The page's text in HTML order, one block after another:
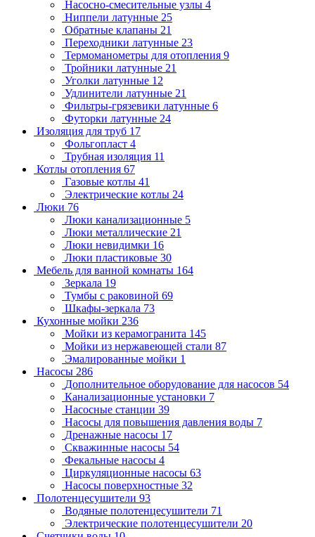
Насосно-смесительные узлы 4
Ниппели латунные 25
Обратные клапаны 21
Переходники латунные 23
Термоманометры для отопления 9
Тройники латунные 21
Уголки латунные 12
Удлинители латунные 21
Фильтры-грязевики латунные 6
Футорки латунные 24
Изоляция для труб 17
Фольгопласт 4
Трубная изоляция 11
Котлы отопления 67
Газовые котлы 41
Электрические котлы 24
Люки 76
Люки канализационные 5
Люки металлические 21
Люки невидимки 16
Люки пластиковые 30
Мебель для ванной комнаты 164
Зеркала 19
Тумбы с раковиной 69
Шкафы-зеркала 73
Кухонные мойки 236
Мойки из керамогранита 145
Мойки из нержавеющей стали 87
Эмалированные мойки 1
Насосы 286
Дополнительное оборудование для насосов 54
Канализационные установки 7
Насосные станции 39
Насосы для повышения давления воды 7
Дренажные насосы 17
Скважинные насосы 54
Фекальные насосы 4
Циркуляционные насосы 63
Насосы поверхностные 32
Полотенцесушители 93
Водяные полотенцесушители 71
Электрические полотенцесушители 20